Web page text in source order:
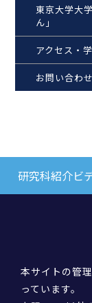
東京大学大
ん」
アクセス・
お問い合わせ
研究科紹介ビ
本サイトの管
っています。